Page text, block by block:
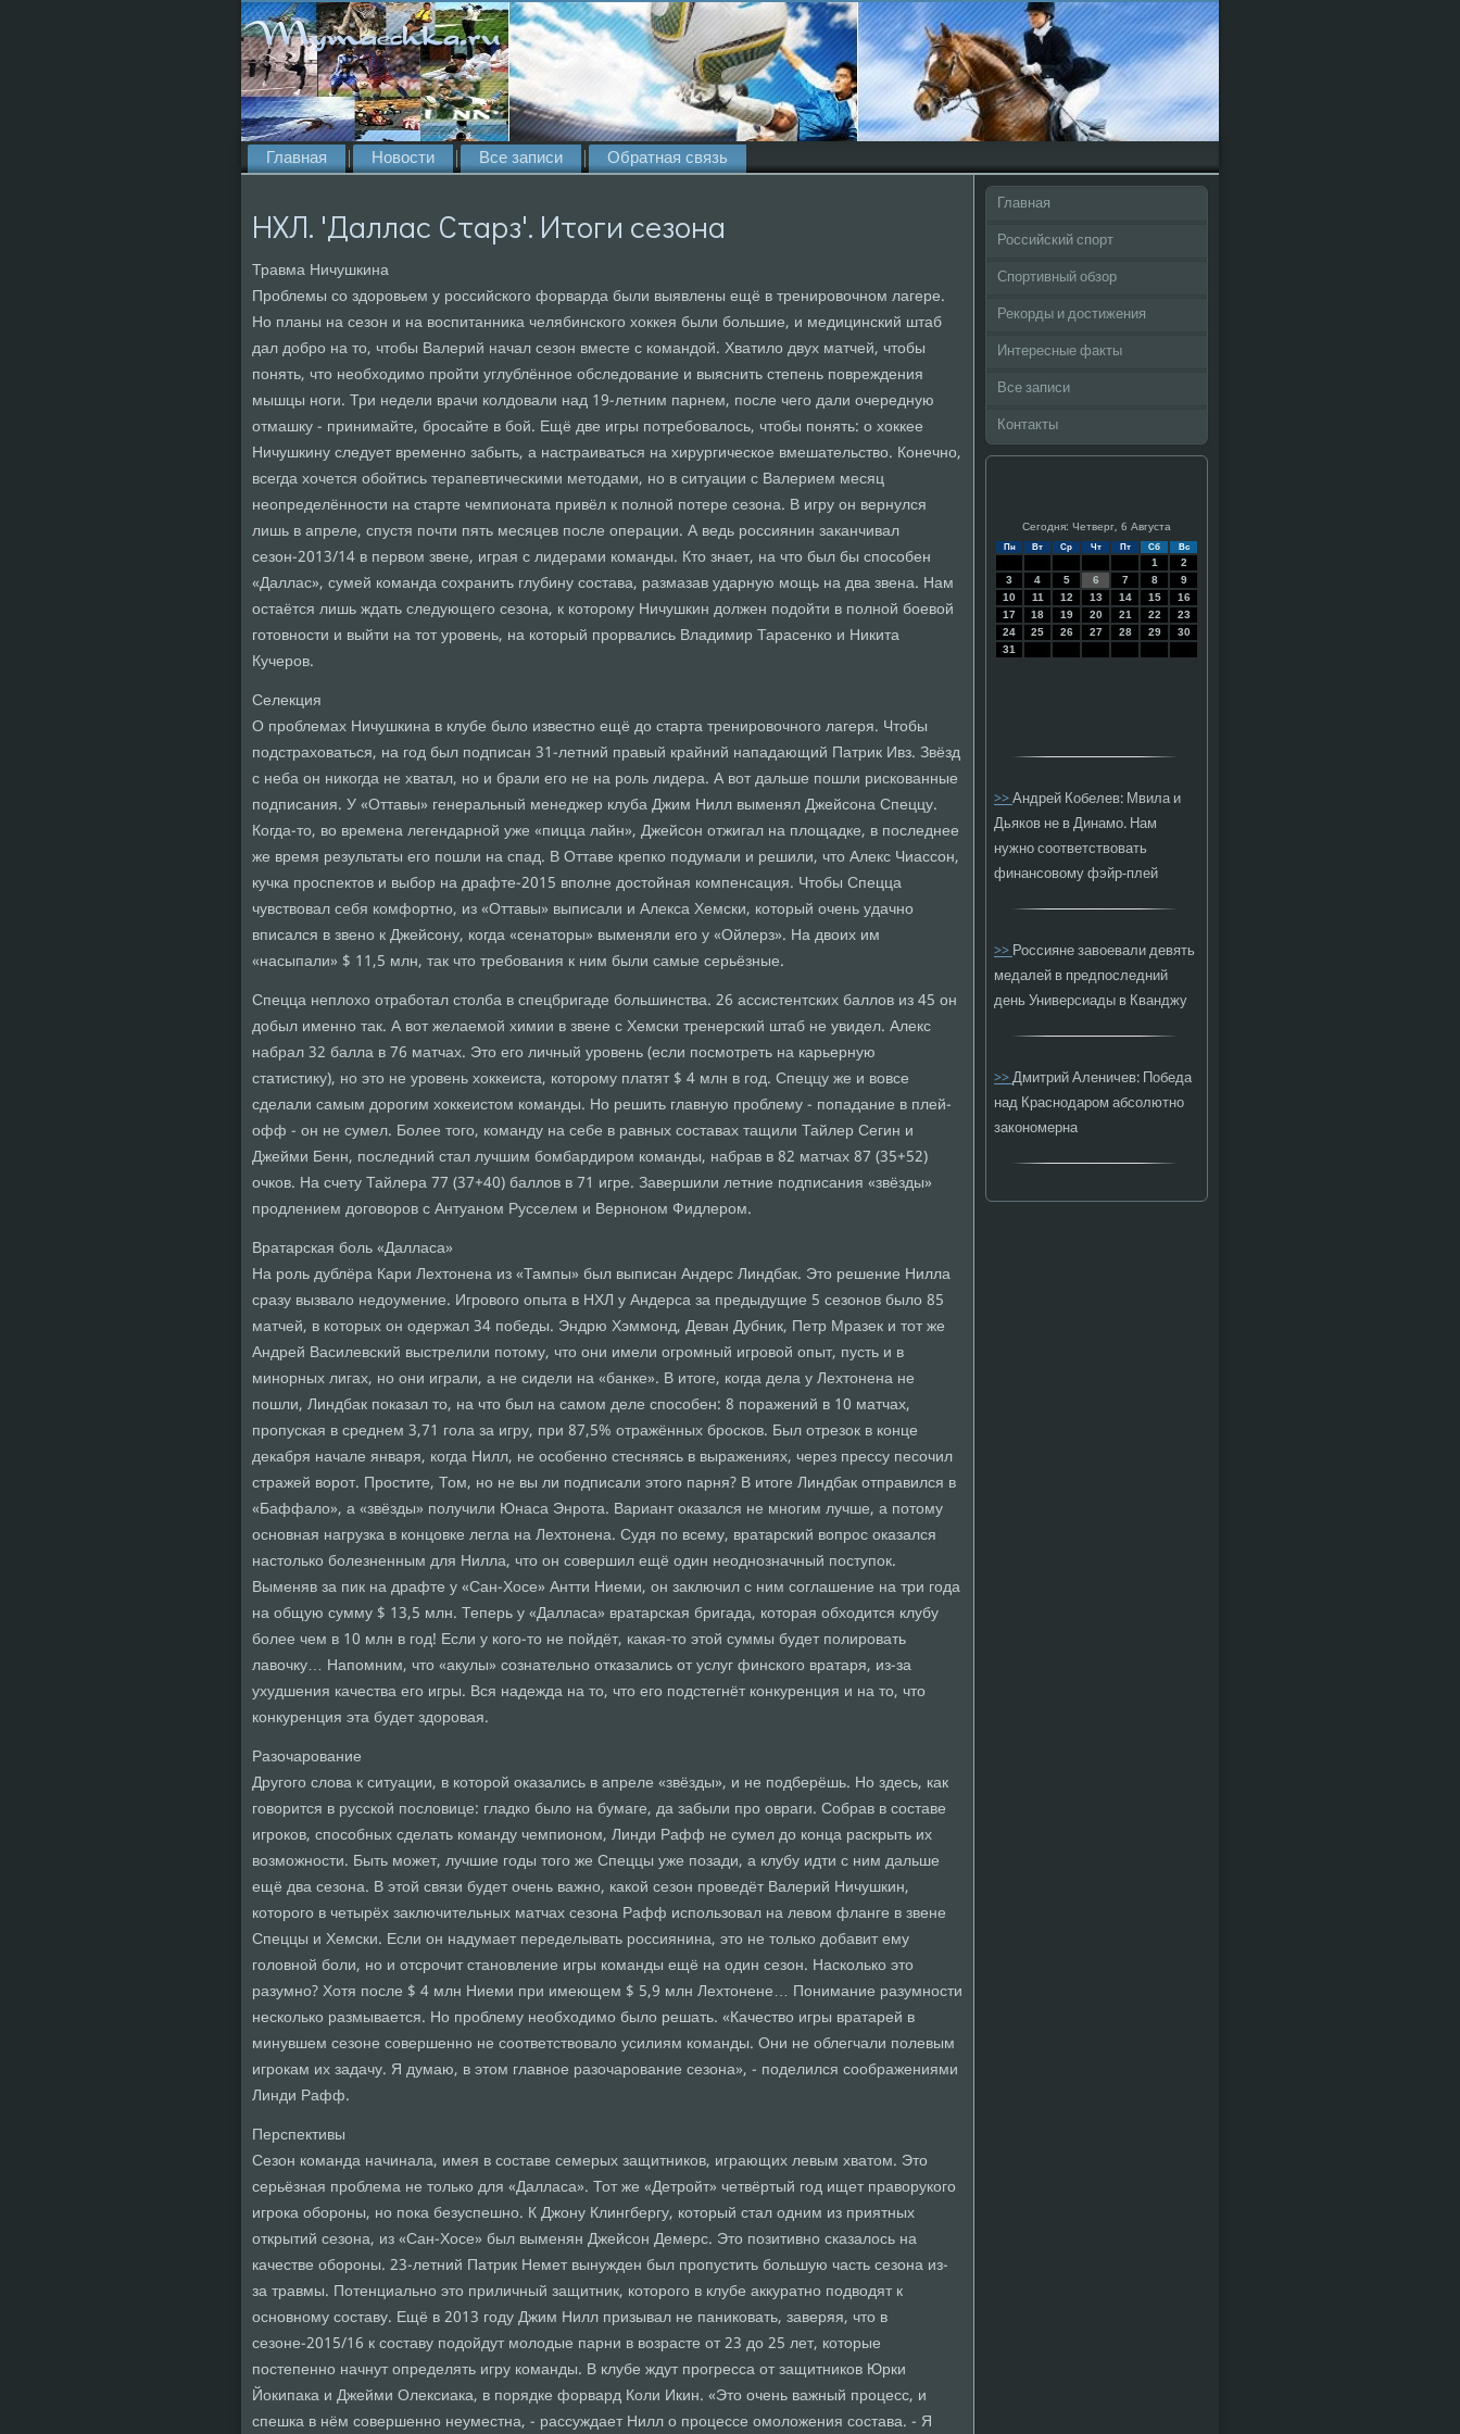
Главная Новости Все записи Обратная связь
НХЛ. 'Даллас Старз'. Итоги сезона
Травма Ничушкина
Проблемы со здоровьем у российского форварда были выявлены ещё в тренировочном лагере.
Но планы на сезон и на воспитанника челябинского хоккея были большие, и медицинский штаб
дал добро на то, чтобы Валерий начал сезон вместе с командой. Хватило двух матчей, чтобы
понять, что необходимо пройти углублённое обследование и выяснить степень повреждения
мышцы ноги. Три недели врачи колдовали над 19-летним парнем, после чего дали очередную
отмашку - принимайте, бросайте в бой. Ещё две игры потребовалось, чтобы понять: о хоккее
Ничушкину следует временно забыть, а настраиваться на хирургическое вмешательство. Конечно,
всегда хочется обойтись терапевтическими методами, но в ситуации с Валерием месяц
неопределённости на старте чемпионата привёл к полной потере сезона. В игру он вернулся
лишь в апреле, спустя почти пять месяцев после операции. А ведь россиянин заканчивал
сезон-2013/14 в первом звене, играя с лидерами команды. Кто знает, на что был бы способен
«Даллас», сумей команда сохранить глубину состава, размазав ударную мощь на два звена. Нам
остаётся лишь ждать следующего сезона, к которому Ничушкин должен подойти в полной боевой
готовности и выйти на тот уровень, на который прорвались Владимир Тарасенко и Никита
Кучеров.
Селекция
О проблемах Ничушкина в клубе было известно ещё до старта тренировочного лагеря. Чтобы
подстраховаться, на год был подписан 31-летний правый крайний нападающий Патрик Ивз. Звёзд
с неба он никогда не хватал, но и брали его не на роль лидера. А вот дальше пошли рискованные
подписания. У «Оттавы» генеральный менеджер клуба Джим Нилл выменял Джейсона Спеццу.
Когда-то, во времена легендарной уже «пицца лайн», Джейсон отжигал на площадке, в последнее
же время результаты его пошли на спад. В Оттаве крепко подумали и решили, что Алекс Чиассон,
кучка проспектов и выбор на драфте-2015 вполне достойная компенсация. Чтобы Спецца
чувствовал себя комфортно, из «Оттавы» выписали и Алекса Хемски, который очень удачно
вписался в звено к Джейсону, когда «сенаторы» выменяли его у «Ойлерз». На двоих им
«насыпали» $ 11,5 млн, так что требования к ним были самые серьёзные.
Спецца неплохо отработал столба в спецбригаде большинства. 26 ассистентских баллов из 45 он
добыл именно так. А вот желаемой химии в звене с Хемски тренерский штаб не увидел. Алекс
набрал 32 балла в 76 матчах. Это его личный уровень (если посмотреть на карьерную
статистику), но это не уровень хоккеиста, которому платят $ 4 млн в год. Спеццу же и вовсе
сделали самым дорогим хоккеистом команды. Но решить главную проблему - попадание в плей-
офф - он не сумел. Более того, команду на себе в равных составах тащили Тайлер Сегин и
Джейми Бенн, последний стал лучшим бомбардиром команды, набрав в 82 матчах 87 (35+52)
очков. На счету Тайлера 77 (37+40) баллов в 71 игре. Завершили летние подписания «звёзды»
продлением договоров с Антуаном Русселем и Верноном Фидлером.
Вратарская боль «Далласа»
На роль дублёра Кари Лехтонена из «Тампы» был выписан Андерс Линдбак. Это решение Нилла
сразу вызвало недоумение. Игрового опыта в НХЛ у Андерса за предыдущие 5 сезонов было 85
матчей, в которых он одержал 34 победы. Эндрю Хэммонд, Деван Дубник, Петр Мразек и тот же
Андрей Василевский выстрелили потому, что они имели огромный игровой опыт, пусть и в
минорных лигах, но они играли, а не сидели на «банке». В итоге, когда дела у Лехтонена не
пошли, Линдбак показал то, на что был на самом деле способен: 8 поражений в 10 матчах,
пропуская в среднем 3,71 гола за игру, при 87,5% отражённых бросков. Был отрезок в конце
декабря начале января, когда Нилл, не особенно стесняясь в выражениях, через прессу песочил
стражей ворот. Простите, Том, но не вы ли подписали этого парня? В итоге Линдбак отправился в
«Баффало», а «звёзды» получили Юнаса Энрота. Вариант оказался не многим лучше, а потому
основная нагрузка в концовке легла на Лехтонена. Судя по всему, вратарский вопрос оказался
настолько болезненным для Нилла, что он совершил ещё один неоднозначный поступок.
Выменяв за пик на драфте у «Сан-Хосе» Антти Ниеми, он заключил с ним соглашение на три года
на общую сумму $ 13,5 млн. Теперь у «Далласа» вратарская бригада, которая обходится клубу
более чем в 10 млн в год! Если у кого-то не пойдёт, какая-то этой суммы будет полировать
лавочку… Напомним, что «акулы» сознательно отказались от услуг финского вратаря, из-за
ухудшения качества его игры. Вся надежда на то, что его подстегнёт конкуренция и на то, что
конкуренция эта будет здоровая.
Разочарование
Другого слова к ситуации, в которой оказались в апреле «звёзды», и не подберёшь. Но здесь, как
говорится в русской пословице: гладко было на бумаге, да забыли про овраги. Собрав в составе
игроков, способных сделать команду чемпионом, Линди Рафф не сумел до конца раскрыть их
возможности. Быть может, лучшие годы того же Спеццы уже позади, а клубу идти с ним дальше
ещё два сезона. В этой связи будет очень важно, какой сезон проведёт Валерий Ничушкин,
которого в четырёх заключительных матчах сезона Рафф использовал на левом фланге в звене
Спеццы и Хемски. Если он надумает переделывать россиянина, это не только добавит ему
головной боли, но и отсрочит становление игры команды ещё на один сезон. Насколько это
разумно? Хотя после $ 4 млн Ниеми при имеющем $ 5,9 млн Лехтонене… Понимание разумности
несколько размывается. Но проблему необходимо было решать. «Качество игры вратарей в
минувшем сезоне совершенно не соответствовало усилиям команды. Они не облегчали полевым
игрокам их задачу. Я думаю, в этом главное разочарование сезона», - поделился соображениями
Линди Рафф.
Перспективы
Сезон команда начинала, имея в составе семерых защитников, играющих левым хватом. Это
серьёзная проблема не только для «Далласа». Тот же «Детройт» четвёртый год ищет праворукого
игрока обороны, но пока безуспешно. К Джону Клингбергу, который стал одним из приятных
открытий сезона, из «Сан-Хосе» был выменян Джейсон Демерс. Это позитивно сказалось на
качестве обороны. 23-летний Патрик Немет вынужден был пропустить большую часть сезона из-
за травмы. Потенциально это приличный защитник, которого в клубе аккуратно подводят к
основному составу. Ещё в 2013 году Джим Нилл призывал не паниковать, заверяя, что в
сезоне-2015/16 к составу подойдут молодые парни в возрасте от 23 до 25 лет, которые
постепенно начнут определять игру команды. В клубе ждут прогресса от защитников Юрки
Йокипака и Джейми Олексиака, в порядке форвард Коли Икин. «Это очень важный процесс, и
спешка в нём совершенно неуместна, - рассуждает Нилл о процессе омоложения состава. - Я
Главная
Российский спорт
Спортивный обзор
Рекорды и достижения
Интересные факты
Все записи
Контакты
Сегодня: Четверг, 6 Августа
Пн Вт Ср Чт Пт Сб Вс
1
2
3
4 5 6 7 8
9
10
11 12 13 14 15
16
17
18 19 20 21 22
23
24
25 26 27 28 29
30
31
>>Андрей Кобелев: Мвила и
Дьяков не в Динамо. Нам
нужно соответствовать
финансовому фэйр-плей
>>Россияне завоевали девять
медалей в предпоследний
день Универсиады в Кванджу
>>Дмитрий Аленичев: Победа
над Краснодаром абсолютно
закономерна